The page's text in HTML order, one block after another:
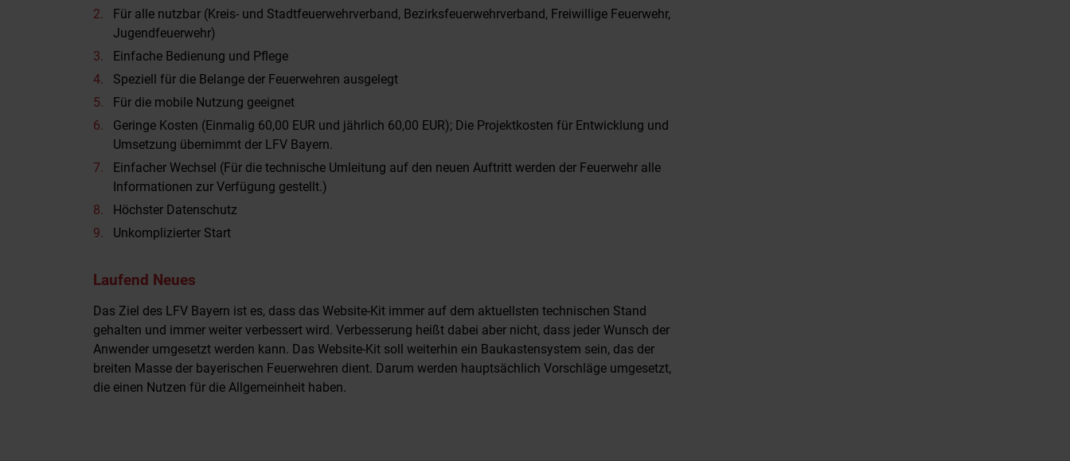
Für alle nutzbar (Kreis- und Stadtfeuerwehrverband, Bezirksfeuerwehrverband, Freiwillige Feuerwehr,
Jugendfeuerwehr)
Einfache Bedienung und Pflege
Speziell für die Belange der Feuerwehren ausgelegt
Für die mobile Nutzung geeignet
Geringe Kosten (Einmalig 60,00 EUR und jährlich 60,00 EUR); Die Projektkosten für Entwicklung und
Umsetzung übernimmt der LFV Bayern.
Einfacher Wechsel (Für die technische Umleitung auf den neuen Auftritt werden der Feuerwehr alle
Informationen zur Verfügung gestellt.)
Höchster Datenschutz
Unkomplizierter Start
Laufend Neues
Das Ziel des LFV Bayern ist es, dass das Website-Kit immer auf dem aktuellsten technischen Stand
gehalten und immer weiter verbessert wird. Verbesserung heißt dabei aber nicht, dass jeder Wunsch der
Anwender umgesetzt werden kann. Das Website-Kit soll weiterhin ein Baukastensystem sein, das der
breiten Masse der bayerischen Feuerwehren dient. Darum werden hauptsächlich Vorschläge umgesetzt,
die einen Nutzen für die Allgemeinheit haben.